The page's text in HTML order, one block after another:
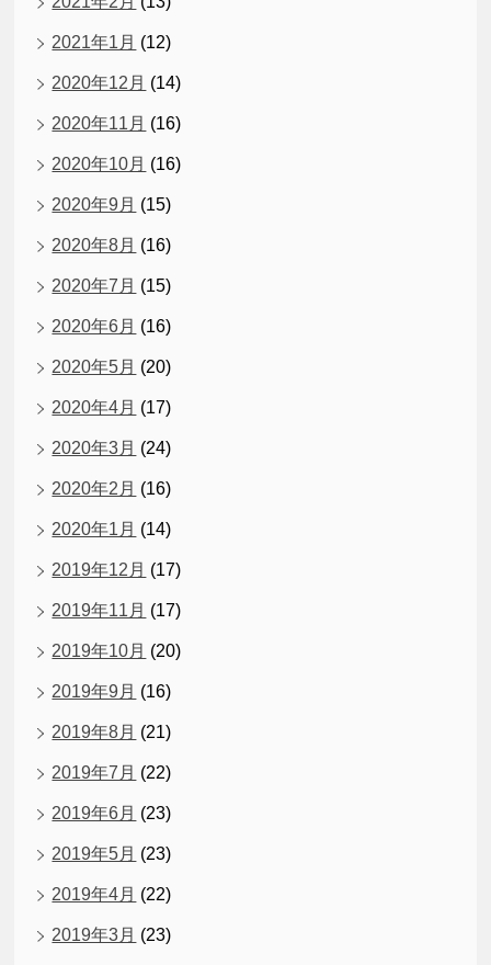
2021年1月 (12)
2020年12月 (14)
2020年11月 (16)
2020年10月 (16)
2020年9月 (15)
2020年8月 (16)
2020年7月 (15)
2020年6月 (16)
2020年5月 (20)
2020年4月 (17)
2020年3月 (24)
2020年2月 (16)
2020年1月 (14)
2019年12月 (17)
2019年11月 (17)
2019年10月 (20)
2019年9月 (16)
2019年8月 (21)
2019年7月 (22)
2019年6月 (23)
2019年5月 (23)
2019年4月 (22)
2019年3月 (23)